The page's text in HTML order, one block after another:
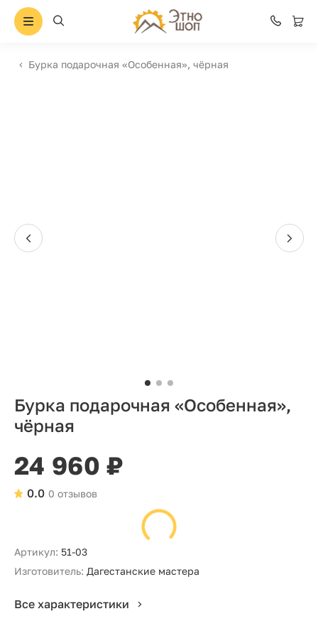
Бурка подарочная «Особенная», чёрная
Бурка подарочная «Особенная»,
чёрная
24 960 ₽
0 отзывов
0.0
Артикул: 51-03
Изготовитель: Дагестанские мастера
Все характеристики